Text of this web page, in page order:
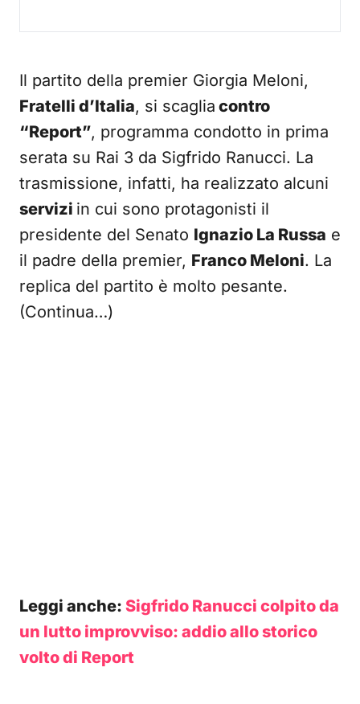
Il partito della premier Giorgia Meloni,
Fratelli d’Italia, si scaglia contro
“Report”, programma condotto in prima
serata su Rai 3 da Sigfrido Ranucci. La
trasmissione, infatti, ha realizzato alcuni
servizi in cui sono protagonisti il
presidente del Senato Ignazio La Russa e
il padre della premier, Franco Meloni. La
replica del partito è molto pesante.
(Continua…)
Leggi anche: Sigfrido Ranucci colpito da
un lutto improvviso: addio allo storico
volto di Report